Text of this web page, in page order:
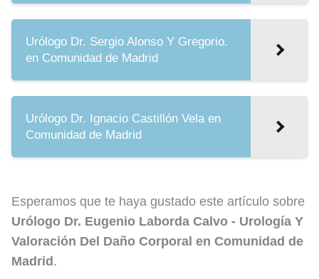
Urólogo Dr. Sergio Alonso Y Gregorio.
en Comunidad de Madrid
Urólogo Dr. Ignacio Castillón Vela en
Comunidad de Madrid
Esperamos que te haya gustado este artículo sobre
Urólogo Dr. Eugenio Laborda Calvo - Urología Y
Valoración Del Daño Corporal en Comunidad de
Madrid .